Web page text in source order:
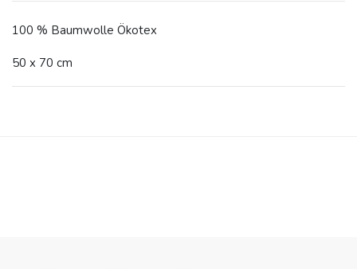
100 % Baumwolle Ökotex
50 x 70 cm